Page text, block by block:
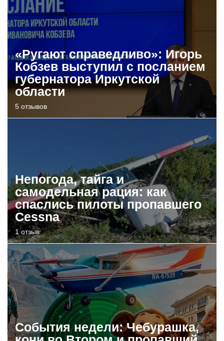
«Ругают справедливо»: Игорь
Кобзев выступил с посланием
губернатора Иркутской
области
5 отзывов
Непогода, тайга и
самодельная рация: как
спаслись пилоты пропавшего
Cessna
1 отзыв
События недели: Чебурашка,